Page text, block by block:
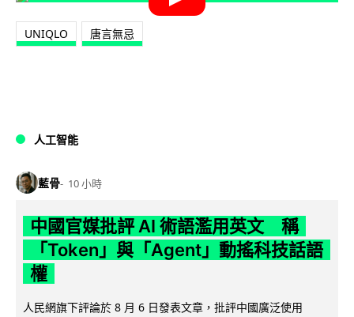
UNIQLO 唐言無忌
人工智能
藍骨 10 小時
中國官媒批評 AI 術語濫用英文 稱
「Token」與「Agent」動搖科技話語
權
人民網旗下評論於 8 月 6 日發表文章，批評中國廣泛使用